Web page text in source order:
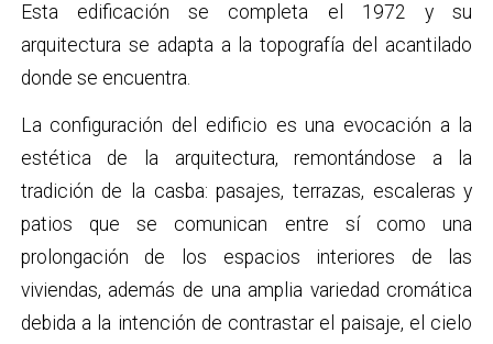
Esta edificación se completa el 1972 y su
arquitectura se adapta a la topografía del acantilado
donde se encuentra.
La configuración del edificio es una evocación a la
estética de la arquitectura, remontándose a la
tradición de la casba: pasajes, terrazas, escaleras y
patios que se comunican entre sí como una
prolongación de los espacios interiores de las
viviendas, además de una amplia variedad cromática
debida a la intención de contrastar el paisaje, el cielo